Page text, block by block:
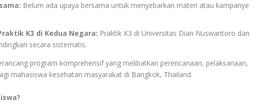
Belum ada upaya bersama untuk menyebarkan materi atau kampanye
K3 di Kedua Negara: Praktik K3 di Universitas Dian Nuswantoro dan
secara sistematis.
program komprehensif yang melibatkan perencanaan, pelaksanaan,
mahasiswa kesehatan masyarakat di Bangkok, Thailand.